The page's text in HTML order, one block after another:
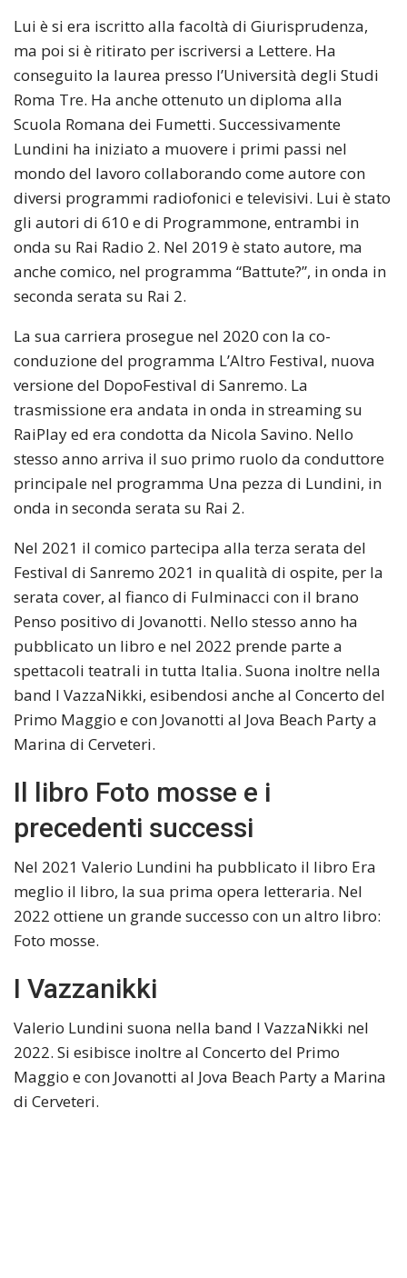
Lui è si era iscritto alla facoltà di Giurisprudenza,
ma poi si è ritirato per iscriversi a Lettere. Ha
conseguito la laurea presso l’Università degli Studi
Roma Tre. Ha anche ottenuto un diploma alla
Scuola Romana dei Fumetti. Successivamente
Lundini ha iniziato a muovere i primi passi nel
mondo del lavoro collaborando come autore con
diversi programmi radiofonici e televisivi. Lui è stato
gli autori di 610 e di Programmone, entrambi in
onda su Rai Radio 2. Nel 2019 è stato autore, ma
anche comico, nel programma “Battute?”, in onda in
seconda serata su Rai 2.
La sua carriera prosegue nel 2020 con la co-
conduzione del programma L’Altro Festival, nuova
versione del DopoFestival di Sanremo. La
trasmissione era andata in onda in streaming su
RaiPlay ed era condotta da Nicola Savino. Nello
stesso anno arriva il suo primo ruolo da conduttore
principale nel programma Una pezza di Lundini, in
onda in seconda serata su Rai 2.
Nel 2021 il comico partecipa alla terza serata del
Festival di Sanremo 2021 in qualità di ospite, per la
serata cover, al fianco di Fulminacci con il brano
Penso positivo di Jovanotti. Nello stesso anno ha
pubblicato un libro e nel 2022 prende parte a
spettacoli teatrali in tutta Italia. Suona inoltre nella
band I VazzaNikki, esibendosi anche al Concerto del
Primo Maggio e con Jovanotti al Jova Beach Party a
Marina di Cerveteri.
Il libro Foto mosse e i
precedenti successi
Nel 2021 Valerio Lundini ha pubblicato il libro Era
meglio il libro, la sua prima opera letteraria. Nel
2022 ottiene un grande successo con un altro libro:
Foto mosse.
I Vazzanikki
Valerio Lundini suona nella band I VazzaNikki nel
2022. Si esibisce inoltre al Concerto del Primo
Maggio e con Jovanotti al Jova Beach Party a Marina
di Cerveteri.